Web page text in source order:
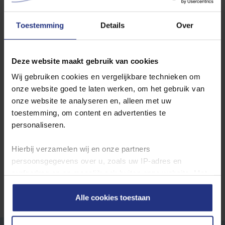
Toestemming Details Over
Deze website maakt gebruik van cookies
Wij gebruiken cookies en vergelijkbare technieken om
onze website goed te laten werken, om het gebruik van
onze website te analyseren en, alleen met uw
toestemming, om content en advertenties te
personaliseren.
Hierbij verzamelen wij en onze partners
persoonsgegevens over u, zoals uw IP‑adres en
deze gegevens kunnen wij een profiel van u opbouwen
zodat wij onze content en communicatie kunnen
afstemmen op uw voorkeuren. Partners kunnen deze
Alle cookies toestaan
Lith Loosbroek
productielocatie.
Waterkwaliteit in andere plaatsen
Locatie